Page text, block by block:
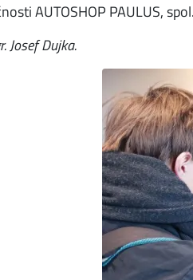
AUTOSHOP PAULUS,
Josef Dujka.